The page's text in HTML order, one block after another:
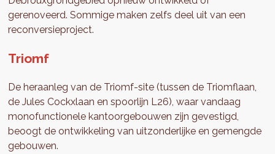
gerenoveerd. Sommige maken zelfs deel uit van een
reconversieproject.
Triomf
De heraanleg van de Triomf-site (tussen de Triomflaan,
de Jules Cockxlaan en spoorlijn L26), waar vandaag
monofunctionele kantoorgebouwen zijn gevestigd,
beoogt de ontwikkeling van uitzonderlijke en gemengde
gebouwen.